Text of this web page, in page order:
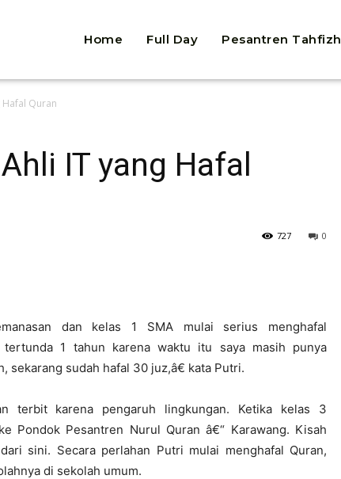
Home Full Day Pesantren Tahfizh
Hafal Quran
IT yang Hafal
0
727
dan kelas 1 SMA mulai serius menghafal
tertunda 1 tahun karena waktu itu saya masih punya
sudah hafal 30 juz,â€ kata Putri.
terbit karena pengaruh lingkungan. Ketika kelas 3
Pondok Pesantren Nurul Quran â€“ Karawang. Kisah
sini. Secara perlahan Putri mulai menghafal Quran,
di sekolah umum.